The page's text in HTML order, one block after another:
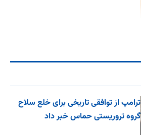
ترامپ از توافقی تاریخی برای خلع ‌سلاح
گروه تروریستی حماس خبر داد